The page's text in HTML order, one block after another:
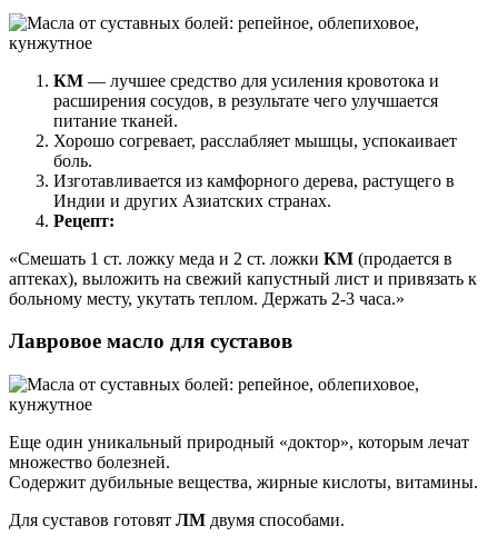
КМ — лучшее средство для усиления кровотока и
расширения сосудов, в результате чего улучшается
питание тканей.
Хорошо согревает, расслабляет мышцы, успокаивает
боль.
Изготавливается из камфорного дерева, растущего в
Индии и других Азиатских странах.
Рецепт:
«Смешать 1 ст. ложку меда и 2 ст. ложки КМ (продается в
аптеках), выложить на свежий капустный лист и привязать к
больному месту, укутать теплом. Держать 2-3 часа.»
Лавровое масло для суставов
Еще один уникальный природный «доктор», которым лечат
множество болезней.
Содержит дубильные вещества, жирные кислоты, витамины.
Для суставов готовят ЛМ двумя способами.